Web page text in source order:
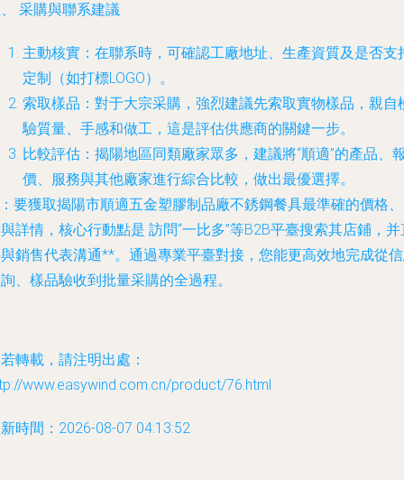
采購與聯系建議
主動核實 ：在聯系時，可確認工廠地址、生產資質及是否支
定制（如打標LOGO）。
索取樣品 ：對于大宗采購，強烈建議先索取實物樣品，親自
驗質量、手感和做工，這是評估供應商的關鍵一步。
比較評估 ：揭陽地區同類廠家眾多，建議將“順適”的產品、
價、服務與其他廠家進行綜合比較，做出最優選擇。
要獲取揭陽市順適五金塑膠制品廠不銹鋼餐具最準確的價格
詳情，核心行動點是 訪問“一比多”等B2B平臺搜索其店鋪，并
銷售代表溝通**。通過專業平臺對接，您能更高效地完成從
、樣品驗收到批量采購的全過程。
轉載，請注明出處：
www.easywind.com.cn/product/76.html
時間：2026-08-07 04:13:52